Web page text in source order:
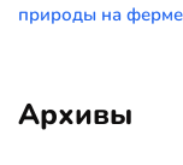
природы на
Архивы